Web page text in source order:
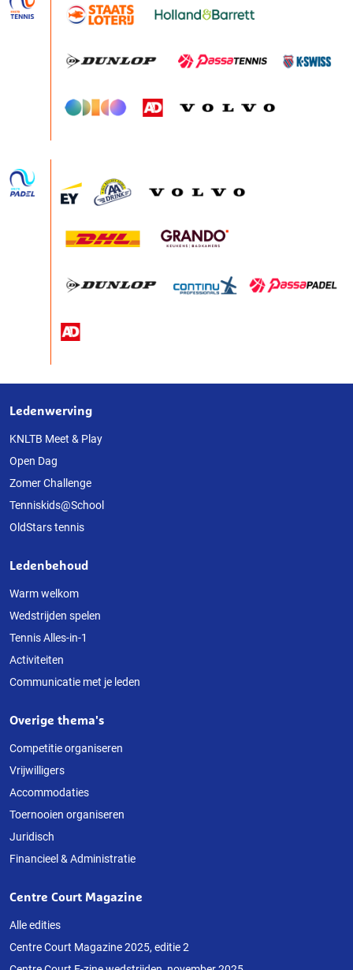
Over
deze
website
Ledenwerving
KNLTB Meet & Play
Open Dag
Zomer Challenge
Tenniskids@School
OldStars tennis
Ledenbehoud
Warm welkom
Wedstrijden spelen
Tennis Alles-in-1
Activiteiten
Communicatie met je leden
Overige thema's
Competitie organiseren
Vrijwilligers
Accommodaties
Toernooien organiseren
Juridisch
Financieel & Administratie
Centre Court Magazine
Alle edities
Centre Court Magazine 2025, editie 2